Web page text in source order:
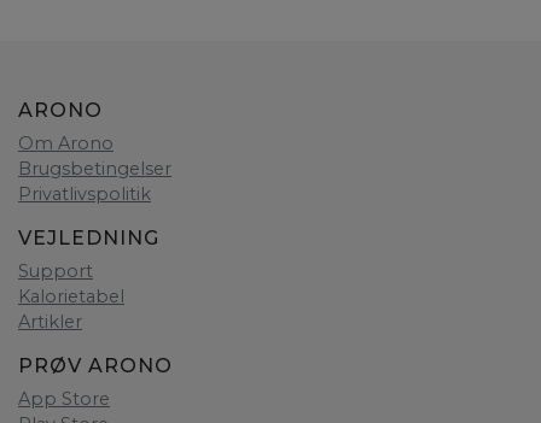
ARONO
Om Arono
Brugsbetingelser
Privatlivspolitik
VEJLEDNING
Support
Kalorietabel
Artikler
PRØV ARONO
App Store